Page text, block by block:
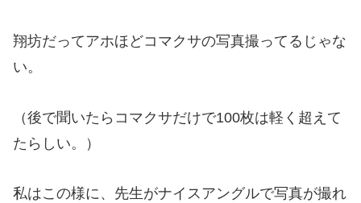
翔坊だってアホほどコマクサの写真撮ってるじゃな
い。
（後で聞いたらコマクサだけで100枚は軽く超えて
たらしい。）
私はこの様に、先生がナイスアングルで写真が撮れ